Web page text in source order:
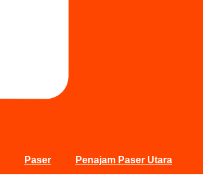
Paser Penajam Paser Utara